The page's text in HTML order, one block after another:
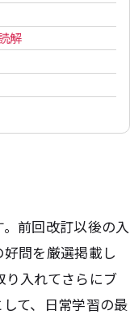
解
前回改訂以後の入
問を厳選掲載し
入れてさらにブ
て、日常学習の最